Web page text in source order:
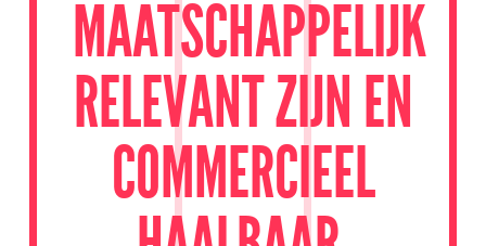
MAATSCHAPPELIJK
RELEVANT ZIJN EN
COMMERCIEEL